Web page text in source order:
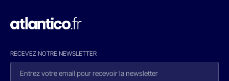
RECEVEZ NOTRE NEWSLETTER